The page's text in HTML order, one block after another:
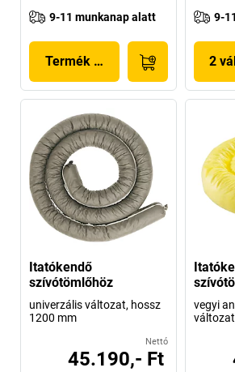
9-11 munkanap alatt
Termék megjelenítése
9-
2
Itatókendő
szívótömlőhöz
univerzális változat, hossz
1200 mm
Nettó
45.190,- Ft
vegyi